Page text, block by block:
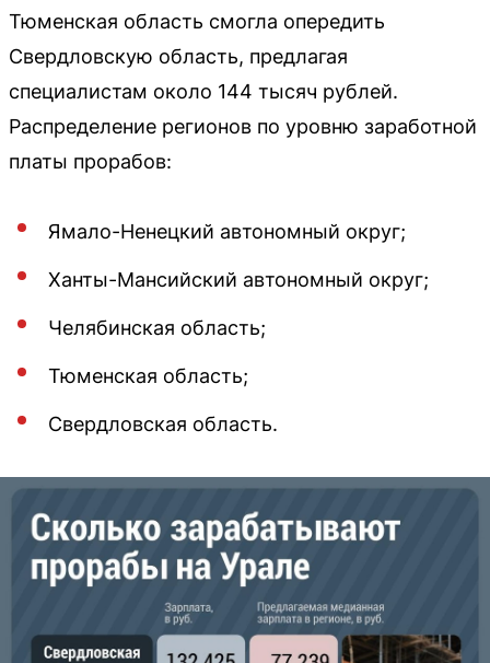
Тюменская область смогла опередить
Свердловскую область, предлагая
специалистам около 144 тысяч рублей.
Распределение регионов по уровню заработной
платы прорабов:
Ямало-Ненецкий автономный округ;
Ханты-Мансийский автономный округ;
Челябинская область;
Тюменская область;
Свердловская область.